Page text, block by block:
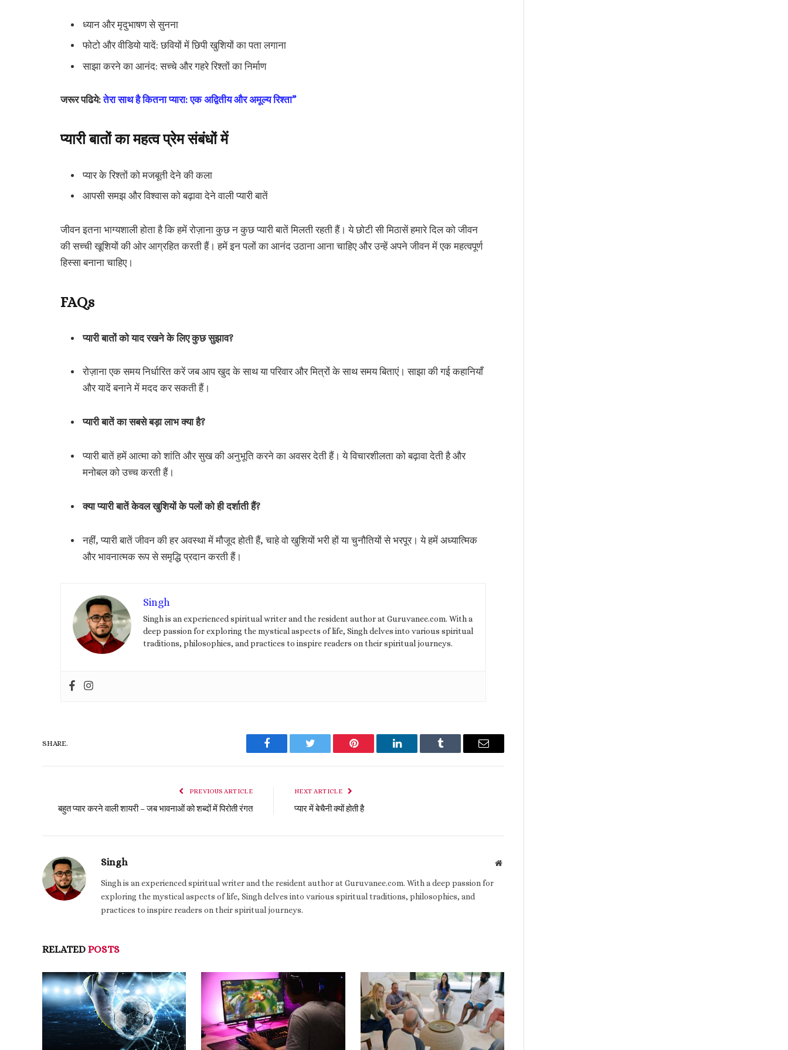
ध्यान और मृदुभाषण से सुनना
फोटो और वीडियो यादें: छवियों में छिपी खुशियों का पता लगाना
साझा करने का आनंद: सच्चे और गहरे रिश्तों का निर्माण
जरूर पढिये:तेरा साथ है कितना प्यारा: एक अद्वितीय और अमूल्य रिश्ता”
प्यारी बातों का महत्व प्रेम संबंधों में
प्यार के रिश्तों को मजबूती देने की कला
आपसी समझ और विश्वास को बढ़ावा देने वाली प्यारी बातें
जीवन इतना भाग्यशाली होता है कि हमें रोज़ाना कुछ न कुछ प्यारी बातें मिलती रहती हैं। ये छोटी सी मिठासें हमारे दिल को जीवन
की सच्ची खूशियों की ओर आग्रहित करती हैं। हमें इन पलों का आनंद उठाना आना चाहिए और उन्हें अपने जीवन में एक महत्वपूर्ण
हिस्सा बनाना चाहिए।
FAQs
प्यारी बातों को याद रखने के लिए कुछ सुझाव?
रोज़ाना एक समय निर्धारित करें जब आप खुद के साथ या परिवार और मित्रों के साथ समय बिताएं। साझा की गई कहानियाँ
और यादें बनाने में मदद कर सकती हैं।
प्यारी बातें का सबसे बड़ा लाभ क्या है?
प्यारी बातें हमें आत्मा को शांति और सुख की अनुभूति करने का अवसर देती हैं। ये विचारशीलता को बढ़ावा देती है और
मनोबल को उच्च करती हैं।
क्या प्यारी बातें केवल खुशियों के पलों को ही दर्शाती हैं?
नहीं, प्यारी बातें जीवन की हर अवस्था में मौजूद होती हैं, चाहे वो खुशियों भरी हों या चुनौतियों से भरपूर। ये हमें अध्यात्मिक
और भावनात्मक रूप से समृद्धि प्रदान करती हैं।
Singh
Singh is an experienced spiritual writer and the resident author at Guruvanee.com. With a
deep passion for exploring the mystical aspects of life, Singh delves into various spiritual
traditions, philosophies, and practices to inspire readers on their spiritual journeys.
SHARE.
Facebook Twitter Pinterest LinkedIn Tumblr Email
PREVIOUS ARTICLE
बहुत प्यार करने वाली शायरी – जब भावनाओं को शब्दों में पिरोती रंगत
NEXT ARTICLE
प्यार में बेचैनी क्यों होती है
Singh Website
Singh is an experienced spiritual writer and the resident author at Guruvanee.com. With a deep passion for
exploring the mystical aspects of life, Singh delves into various spiritual traditions, philosophies, and
practices to inspire readers on their spiritual journeys.
RELATED POSTS